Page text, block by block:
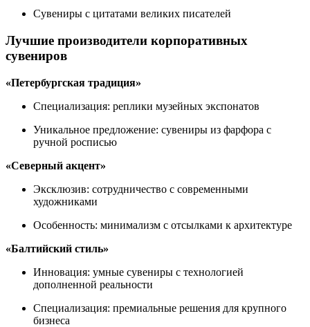
Сувениры с цитатами великих писателей
Лучшие производители корпоративных
сувениров
«Петербургская традиция»
Специализация: реплики музейных экспонатов
Уникальное предложение: сувениры из фарфора с
ручной росписью
«Северный акцент»
Эксклюзив: сотрудничество с современными
художниками
Особенность: минимализм с отсылками к архитектуре
«Балтийский стиль»
Инновация: умные сувениры с технологией
дополненной реальности
Специализация: премиальные решения для крупного
бизнеса